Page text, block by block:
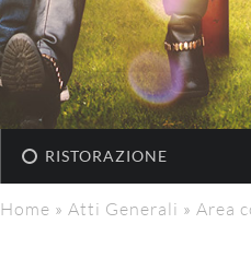
RISTORAZIONE
Home » Atti Generali » Area